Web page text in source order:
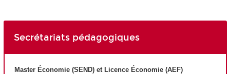
Secrétariats pédagogiques
Master Économie (SEND) et Licence Économie (AEF)